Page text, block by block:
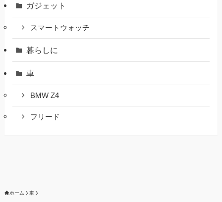
ガジェット
スマートウォッチ
暮らしに
車
BMW Z4
フリード
ホーム 車